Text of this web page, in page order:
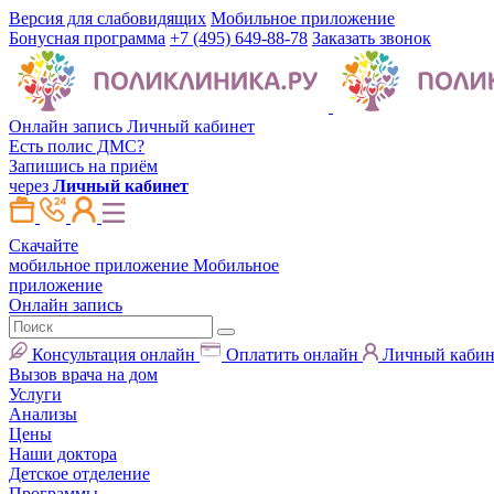
Версия для слабовидящих Мобильное приложение
Бонусная программа +7 (495) 649-88-78 Заказать звонок
Онлайн запись Личный кабинет
Есть полис ДМС?
Запишись на приём
через Личный кабинет
Скачайте
мобильное приложение Мобильное
приложение
Онлайн запись
Консультация онлайн Оплатить онлайн
Личный
Вызов врача на дом
Услуги
Анализы
Цены
Наши доктора
Детское отделение